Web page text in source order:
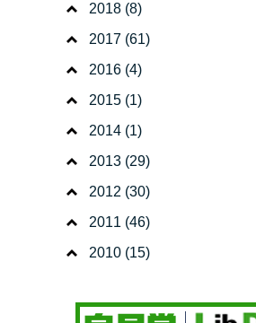
2018 (8)
2017 (61)
2016 (4)
2015 (1)
2014 (1)
2013 (29)
2012 (30)
2011 (46)
2010 (15)